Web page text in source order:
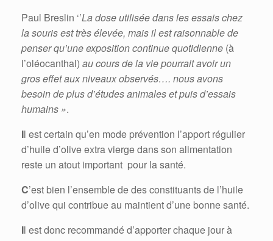
Paul Breslin ‘’La dose utilisée dans les essais chez
la souris est très élevée, mais il est raisonnable de
penser qu’une exposition continue quotidienne (à
l’oléocanthal) au cours de la vie pourrait avoir un
gros effet aux niveaux observés…. nous avons
besoin de plus d’études animales et puis d’essais
humains ».
Il est certain qu’en mode prévention l’apport régulier
d’huile d’olive extra vierge dans son alimentation
reste un atout important pour la santé.
C’est bien l’ensemble de des constituants de l’huile
d’olive qui contribue au maintient d’une bonne santé.
Il est donc recommandé d’apporter chaque jour à